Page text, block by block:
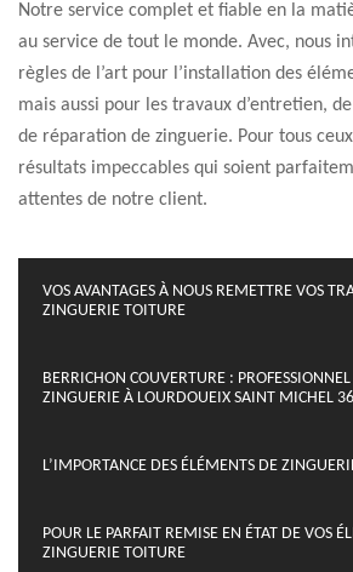
Notre service complet et fiable en la
au service de tout le monde. Avec, nous
règles de l’art pour l’installation des
mais aussi pour les travaux d’entretien,
de réparation de zinguerie. Pour tous
résultats impeccables qui soient
attentes de notre client.
VOS AVANTAGES À NOUS REMETTRE VOS
ZINGUERIE TOITURE
BERRICHON COUVERTURE :
ZINGUERIE À LOURDOUEIX SAINT MICHEL
L’IMPORTANCE DES ÉLÉMENTS DE
POUR LE PARFAIT REMISE EN ÉTAT DE VOS
ZINGUERIE TOITURE